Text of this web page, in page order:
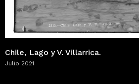
Chile, Lago y V. Villarrica.
Julio 2021